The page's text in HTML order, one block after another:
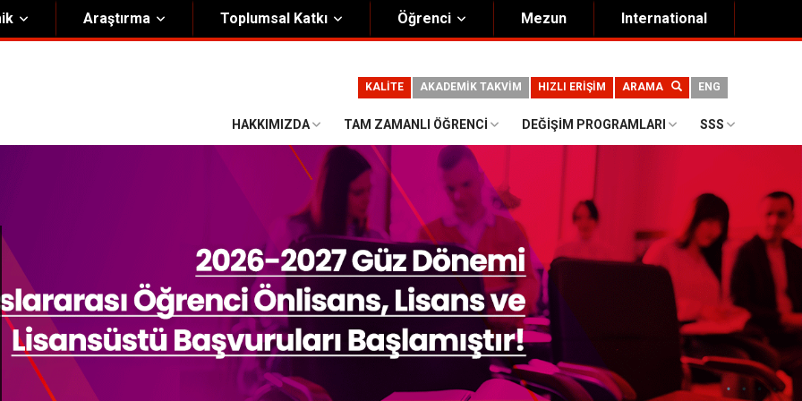
Şeması Eğiticinin Eğitimi Programı
Bilgi Güvenliği
Politikalar
Araştırma Toplumsal Katkı Öğrenci Mezun International
ENG
ARAMA
HIZLI ERİŞİM
AKADEMİK TAKVİM
KALİTE
HAKKIMIZDA TAM ZAMANLI ÖĞRENCI DEĞIŞIM PROGRAMLARI SSS